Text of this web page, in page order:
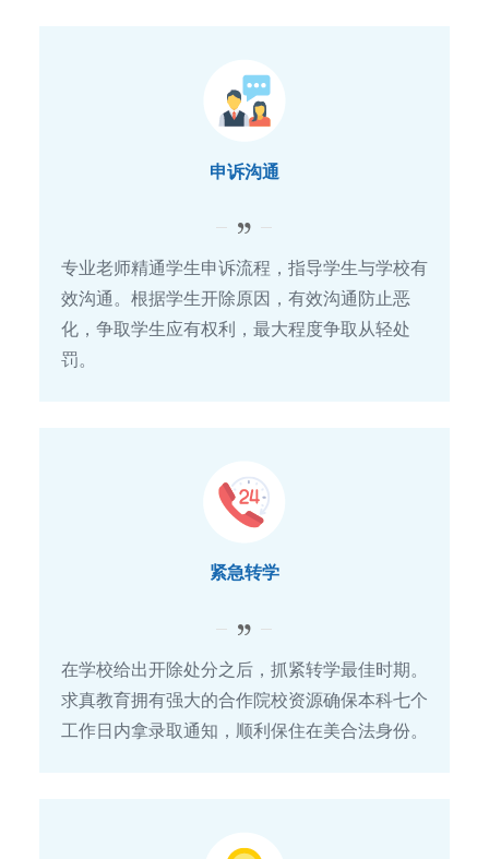
申诉沟通
专业老师精通学生申诉流程，指导学生与学校有
效沟通。根据学生开除原因，有效沟通防止恶
化，争取学生应有权利，最大程度争取从轻处
罚。
紧急转学
在学校给出开除处分之后，抓紧转学最佳时期。
求真教育拥有强大的合作院校资源确保本科七个
工作日内拿录取通知，顺利保住在美合法身份。